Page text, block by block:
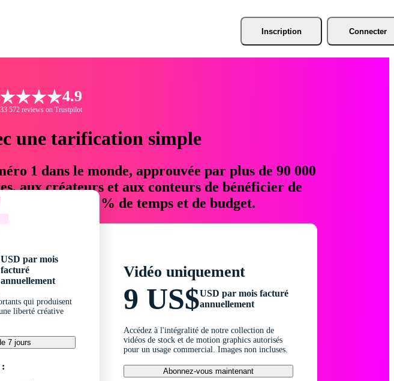
Inscription Connecter
4.9
572 reviews on Trustpilot
une tarification simple
1 dans le monde, approuvée par plus de 90 000
aux créateurs et aux conteurs de bénéficier de
jusqu'à 76 % de temps et de budget.
USD par mois
facturé
annuellement
qui produisent
liberté créative
7 jours
:
Vidéo uniquement
9 US$USD par mois facturé
annuellement
Accédez à l'intégralité de notre collection de
vidéos de stock et de motion graphics autorisés
pour un usage commercial. Images non incluses.
Abonnez-vous maintenant